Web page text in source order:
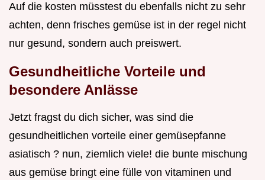
Auf die kosten müsstest du ebenfalls nicht zu sehr
achten, denn frisches gemüse ist in der regel nicht
nur gesund, sondern auch preiswert.
Gesundheitliche Vorteile und
besondere Anlässe
Jetzt fragst du dich sicher, was sind die
gesundheitlichen vorteile einer gemüsepfanne
asiatisch ? nun, ziemlich viele! die bunte mischung
aus gemüse bringt eine fülle von vitaminen und